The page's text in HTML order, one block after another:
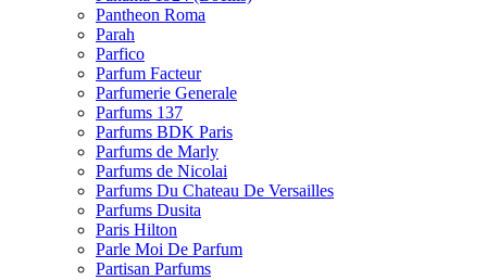
Pantheon Roma
Parah
Parfico
Parfum Facteur
Parfumerie Generale
Parfums 137
Parfums BDK Paris
Parfums de Marly
Parfums de Nicolai
Parfums Du Chateau De Versailles
Parfums Dusita
Paris Hilton
Parle Moi De Parfum
Partisan Parfums